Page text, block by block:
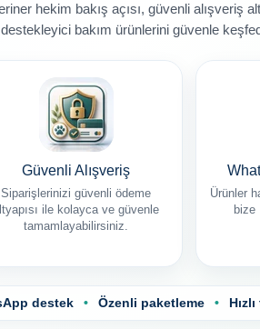
hekim bakış açısı, güvenli alışveriş
bakım ürünlerini güvenle
Güvenli Alışveriş
Siparişlerinizi güvenli ödeme
ile kolayca ve güvenle
tamamlayabilirsiniz.
Ürünler
bize
destek • Özenli paketleme •